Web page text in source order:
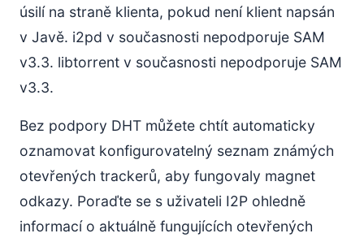
úsilí na straně klienta, pokud není klient napsán
v Javě. i2pd v současnosti nepodporuje SAM
v3.3. libtorrent v současnosti nepodporuje SAM
v3.3.
Bez podpory DHT můžete chtít automaticky
oznamovat konfigurovatelný seznam známých
otevřených trackerů, aby fungovaly magnet
odkazy. Poraďte se s uživateli I2P ohledně
informací o aktuálně fungujících otevřených